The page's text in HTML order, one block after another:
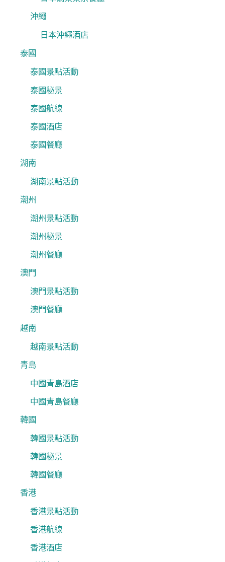
沖繩
日本沖繩酒店
泰國
泰國景點活動
泰國秘景
泰國航線
泰國酒店
泰國餐廳
湖南
湖南景點活動
潮州
潮州景點活動
潮州秘景
潮州餐廳
澳門
澳門景點活動
澳門餐廳
越南
越南景點活動
青島
中國青島酒店
中國青島餐廳
韓國
韓國景點活動
韓國秘景
韓國餐廳
香港
香港景點活動
香港航線
香港酒店